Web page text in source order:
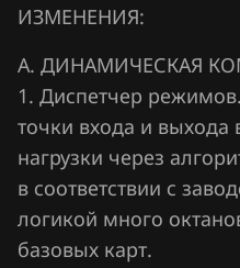
Iran Khodro
Isuzu
JAC
Jaecoo
Jaguar
ИЗМЕНЕНИЯ:
А. ДИНАМИЧЕСКАЯ
1. Диспетчер
точки входа и
нагрузки через
в соответствии с
логикой много
базовых карт.